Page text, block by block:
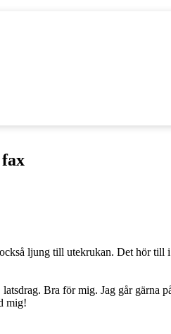
ljung till utekrukan. Det hör till
Bra för mig. Jag går gärna
mig!